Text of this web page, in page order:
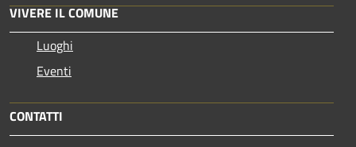
VIVERE IL COMUNE
Luoghi
Eventi
CONTATTI